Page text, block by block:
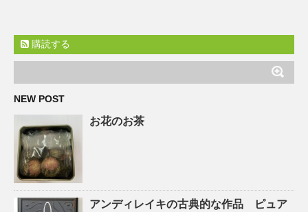
購読する
NEW POST
お花のお茶
アンディレイキの古典的な作品 ピュア